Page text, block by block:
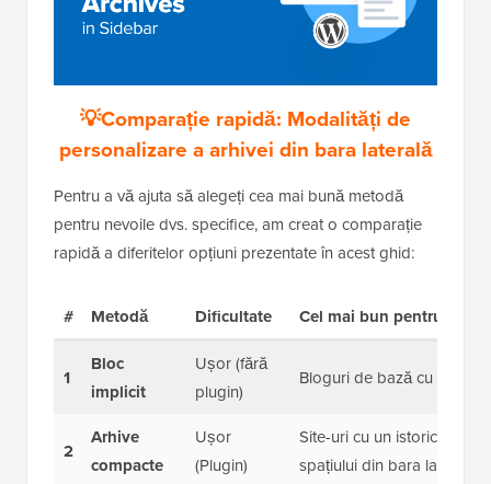
💡Comparație rapidă: Modalități de
personalizare a arhivei din bara laterală
Pentru a vă ajuta să alegeți cea mai bună metodă
pentru nevoile dvs. specifice, am creat o comparație
rapidă a diferitelor opțiuni prezentate în acest ghid:
# Metodă Dificultate Cel mai bun pentru
1
Bloc
implicit
Ușor (fără
plugin)
Bloguri de bază cu o
2
Arhive
compacte
Ușor
(Plugin)
Site-uri cu un istoric lung
spațiului din bara laterală.